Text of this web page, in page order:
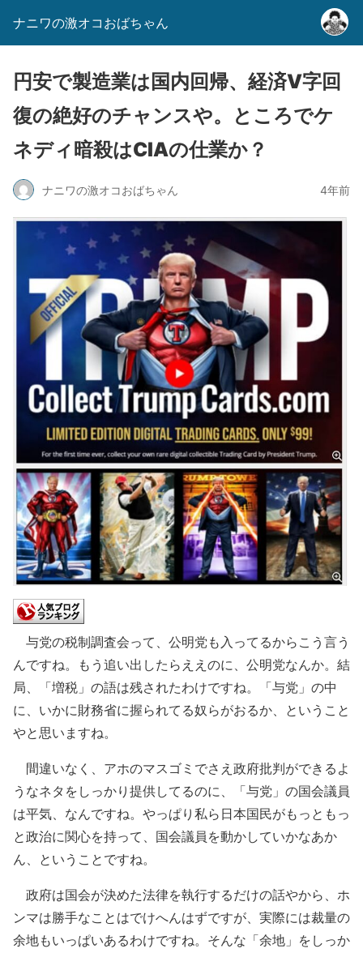
ナニワの激オコおばちゃん
円安で製造業は国内回帰、経済V字回
復の絶好のチャンスや。ところでケ
ネディ暗殺はCIAの仕業か？
ナニワの激オコおばちゃん 4年前
与党の税制調査会って、公明党も入ってるからこう言う
んですね。もう追い出したらええのに、公明党なんか。結
局、「増税」の語は残されたわけですね。「与党」の中
に、いかに財務省に握られてる奴らがおるか、ということ
やと思いますね。
間違いなく、アホのマスゴミでさえ政府批判ができるよ
うなネタをしっかり提供してるのに、「与党」の国会議員
は平気、なんですね。やっぱり私ら日本国民がもっともっ
と政治に関心を持って、国会議員を動かしていかなあか
ん、ということですね。
政府は国会が決めた法律を執行するだけの話やから、ホ
ンマは勝手なことはでけへんはずですが、実際には裁量の
余地もいっぱいあるわけですね。そんな「余地」をしっか